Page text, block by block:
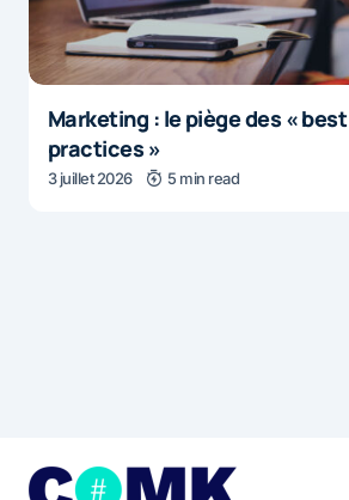
Marketing : le piège des « best
practices »
3 juillet 2026 5 min read